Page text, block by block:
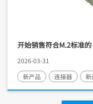
开始销售符合M.2标准
2026-03-31
新产品
连接器 新